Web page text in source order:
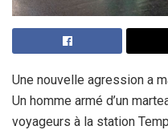
Une nouvelle agression a
Un homme armé d’un
voyageurs à la station